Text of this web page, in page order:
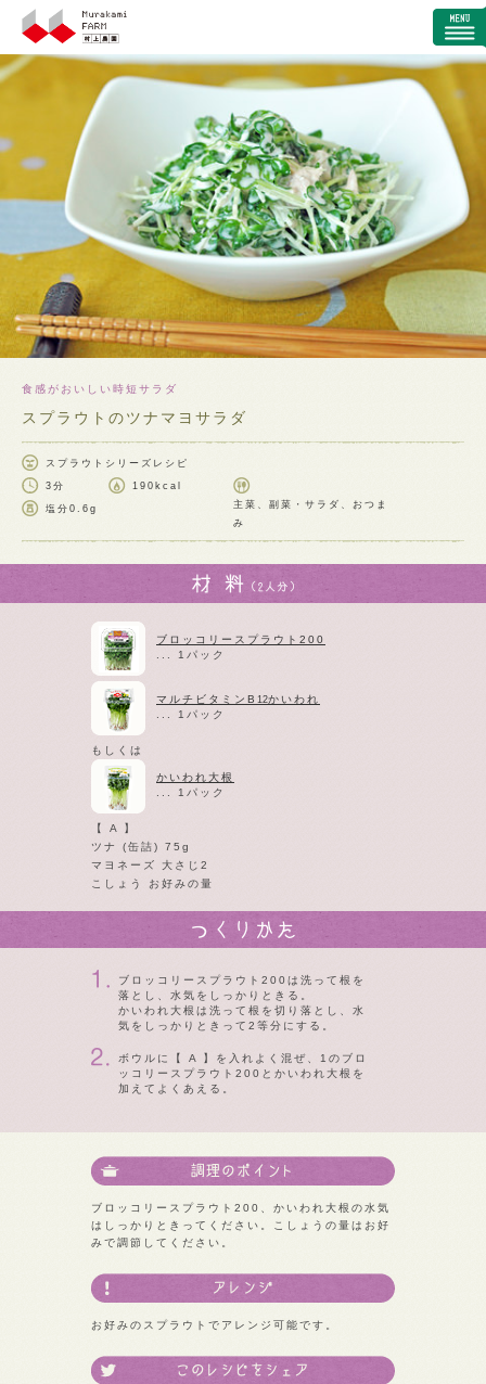
食感がおいしい時短サラダ
スプラウトのツナマヨサラダ
スプラウトシリーズレシピ
3分 190kcal
塩分 0.6g
主菜、副菜・サラダ、おつま
み
ブロッコリースプラウト200
... 1パック
マルチビタミンB 12かいわれ
... 1パック
もしくは
かいわれ大根
... 1パック
【 A 】
ツナ (缶詰) 75g
マヨネーズ 大さじ2
こしょう お好みの量
ブロッコリースプラウト200は洗って根を
落とし、水気をしっかりときる。
かいわれ大根は洗って根を切り落とし、水
気をしっかりときって2等分にする。
ボウルに【 A 】を入れよく混ぜ、1のブロ
ッコリースプラウト200とかいわれ大根を
加えてよくあえる。
ブロッコリースプラウト200、かいわれ大根の水気
はしっかりときってください。こしょうの量はお好
みで調節してください。
お好みのスプラウトでアレンジ可能です。